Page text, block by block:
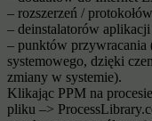
– rozszerzeń /
– deinstalatorów
– punktów przywracania
systemowego, dzięki
zmiany w systemie).
Klikając PPM na
pliku –>